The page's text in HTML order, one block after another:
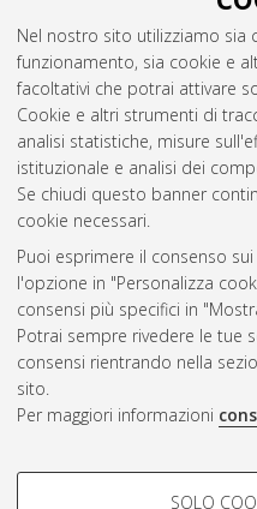
Nel nostro sito utilizziamo sia
funzionamento, sia cookie e
facoltativi che potrai attivare
Cookie e altri strumenti di
analisi statistiche, misure
istituzionale e analisi dei
Se chiudi questo banner
cookie necessari.
Puoi esprimere il consenso
l'opzione in "Personalizza
consensi più specifici in
Potrai sempre rivedere le tue
consensi rientrando nella
sito.
Per maggiori informazioni
COOKIE DI
SOLO
dei dati a livello
Bologna, Corso di Studio in
DM270], Documento full-
Questa lista e' stata
Atom
Rss 1.0
Rss 2.0
AMS Laurea
Impostazioni Cookie